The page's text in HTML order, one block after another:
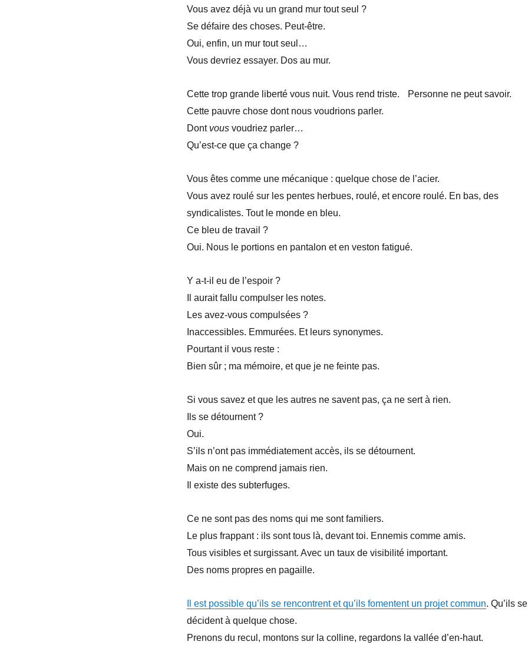
Vous avez déjà vu un grand mur tout seul ?
Se défaire des choses. Peut-être.
Oui, enfin, un mur tout seul…
Vous devriez essayer. Dos au mur.
Cette trop grande liberté vous nuit. Vous rend triste. Personne ne peut savoir.
Cette pauvre chose dont nous voudrions parler.
Dontvousvoudriez parler…
Qu’est-ce que ça change ?
Vous êtes comme une mécanique : quelque chose de l’acier.
Vous avez roulé sur les pentes herbues, roulé, et encore roulé. En bas, des
syndicalistes. Tout le monde en bleu.
Ce bleu de travail ?
Oui. Nous le portions en pantalon et en veston fatigué.
Y a-t-il eu de l’espoir ?
Il aurait fallu compulser les notes.
Les avez-vous compulsées ?
Inaccessibles. Emmurées. Et leurs synonymes.
Pourtant il vous reste :
Bien sûr ; ma mémoire, et que je ne feinte pas.
Si vous savez et que les autres ne savent pas, ça ne sert à rien.
Ils se détournent ?
Oui.
S’ils n’ont pas immédiatement accès, ils se détournent.
Mais on ne comprend jamais rien.
Il existe des subterfuges.
Ce ne sont pas des noms qui me sont familiers.
Le plus frappant : ils sont tous là, devant toi. Ennemis comme amis.
Tous visibles et surgissant. Avec un taux de visibilité important.
Des noms propres en pagaille.
Il est possible qu’ils se rencontrent et qu’ils fomentent un projet commun. Qu’ils se
décident à quelque chose.
Prenons du recul, montons sur la colline, regardons la vallée d’en-haut.